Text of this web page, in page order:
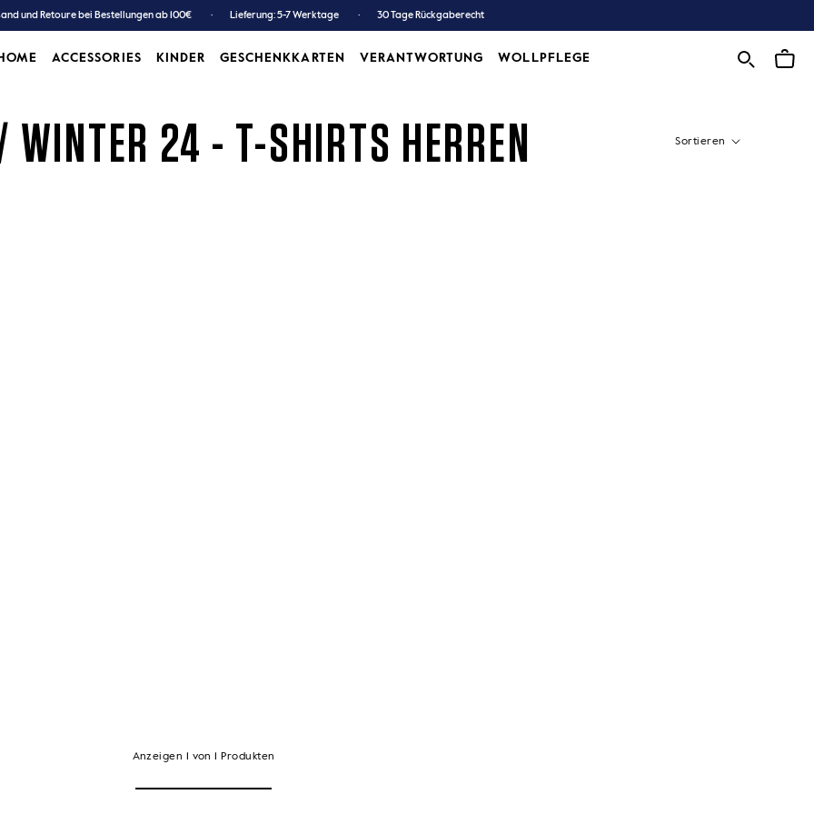
und Retoure bei Bestellungen ab 100€ Lieferung: 5-7 Werktage 30 Tage Rückgaberecht
ACCESSORIES
KINDER
GESCHENKKARTEN
VERANTWORTUNG
WOLLPFLEGE
WINTER 24 - T-SHIRTS HERREN Sortieren
Anzeigen 1 von 1 Produkten